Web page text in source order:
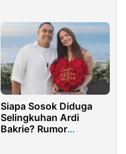
Siapa Sosok Diduga
Selingkuhan Ardi
Bakrie? Rumor